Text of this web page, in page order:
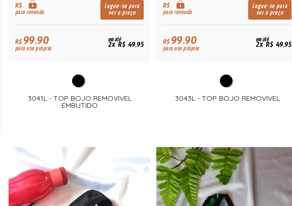
R$
para revenda
Logue-se para
ver o preço
R$99,90
para uso próprio
em até
2x R$ 49,95
3041L - TOP BOJO REMOVIVEL
EMBUTIDO
R$
para revenda
Logue-se para
ver o preço
R$99,90
para uso próprio
em até
2x R$ 49,95
3043L - TOP BOJO REMOVIVEL